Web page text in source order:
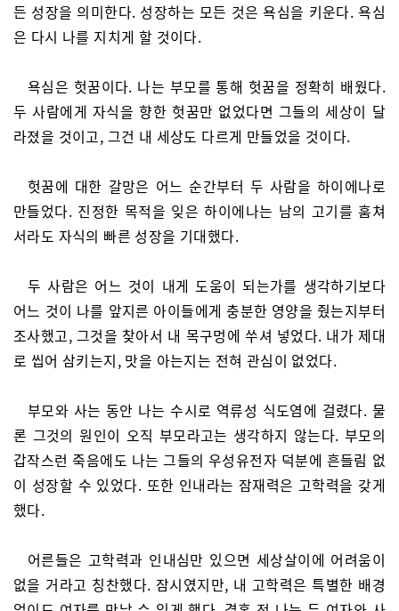
든 성장을 의미한다. 성장하는 모든 것은 욕심을 키운다. 욕심
은 다시 나를 지치게 할 것이다.
욕심은 헛꿈이다. 나는 부모를 통해 헛꿈을 정확히 배웠다.
두 사람에게 자식을 향한 헛꿈만 없었다면 그들의 세상이 달
라졌을 것이고, 그건 내 세상도 다르게 만들었을 것이다.
헛꿈에 대한 갈망은 어느 순간부터 두 사람을 하이에나로
만들었다. 진정한 목적을 잊은 하이에나는 남의 고기를 훔쳐
서라도 자식의 빠른 성장을 기대했다.
두 사람은 어느 것이 내게 도움이 되는가를 생각하기보다
어느 것이 나를 앞지른 아이들에게 충분한 영양을 줬는지부터
조사했고, 그것을 찾아서 내 목구멍에 쑤셔 넣었다. 내가 제대
로 씹어 삼키는지, 맛을 아는지는 전혀 관심이 없었다.
부모와 사는 동안 나는 수시로 역류성 식도염에 걸렸다. 물
론 그것의 원인이 오직 부모라고는 생각하지 않는다. 부모의
갑작스런 죽음에도 나는 그들의 우성유전자 덕분에 흔들림 없
이 성장할 수 있었다. 또한 인내라는 잠재력은 고학력을 갖게
했다.
어른들은 고학력과 인내심만 있으면 세상살이에 어려움이
없을 거라고 칭찬했다. 잠시였지만, 내 고학력은 특별한 배경